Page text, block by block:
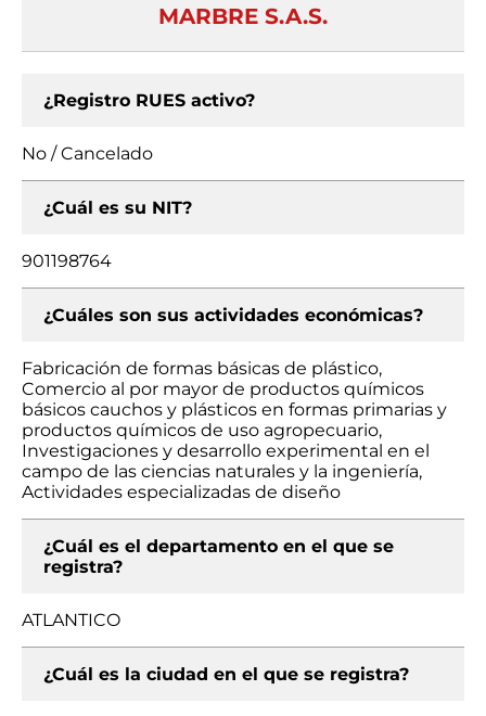
MARBRE S.A.S.
¿Registro RUES activo?
No / Cancelado
¿Cuál es su NIT?
901198764
¿Cuáles son sus actividades económicas?
Fabricación de formas básicas de plástico,
Comercio al por mayor de productos químicos
básicos cauchos y plásticos en formas primarias y
productos químicos de uso agropecuario,
Investigaciones y desarrollo experimental en el
campo de las ciencias naturales y la ingeniería,
Actividades especializadas de diseño
¿Cuál es el departamento en el que se
registra?
ATLANTICO
¿Cuál es la ciudad en el que se registra?